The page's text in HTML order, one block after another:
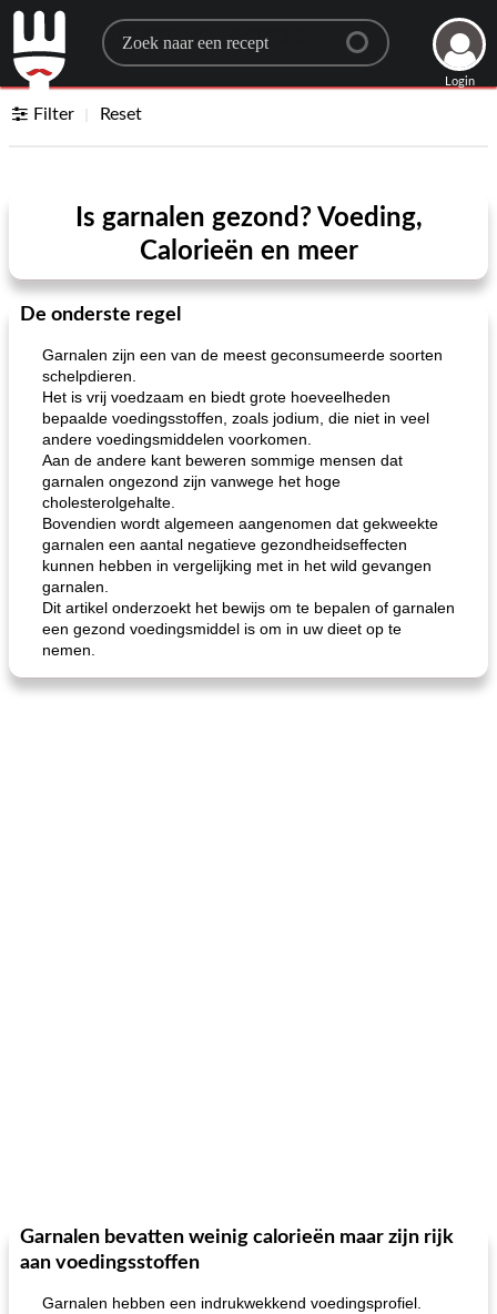
Search for a recipe
Login
Filter Reset
Is garnalen gezond? Voeding,
Calorieën en meer
De onderste regel
Garnalen zijn een van de meest geconsumeerde soorten
schelpdieren.
Het is vrij voedzaam en biedt grote hoeveelheden
bepaalde voedingsstoffen, zoals jodium, die niet in veel
andere voedingsmiddelen voorkomen.
Aan de andere kant beweren sommige mensen dat
garnalen ongezond zijn vanwege het hoge
cholesterolgehalte.
Bovendien wordt algemeen aangenomen dat gekweekte
garnalen een aantal negatieve gezondheidseffecten
kunnen hebben in vergelijking met in het wild gevangen
garnalen.
Dit artikel onderzoekt het bewijs om te bepalen of garnalen
een gezond voedingsmiddel is om in uw dieet op te
nemen.
Garnalen bevatten weinig calorieën maar zijn rijk
aan voedingsstoffen
Garnalen hebben een indrukwekkend voedingsprofiel.